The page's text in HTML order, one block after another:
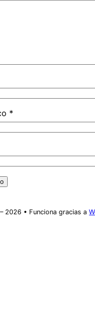
*
2026 • Funciona gracias a